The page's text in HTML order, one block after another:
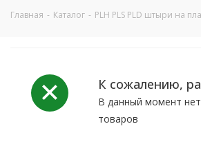
Главная - Каталог - PLH PLS PLD штыри на
К сожалению,
В данный момент
товаров